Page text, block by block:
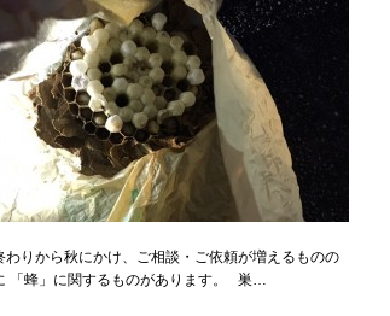
わりから秋にかけ、ご相談・ご依頼が増えるものの
「蜂」に関するものがあります。 巣…